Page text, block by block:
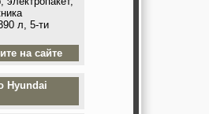
л, 5-ти
на сайте
Hyundai